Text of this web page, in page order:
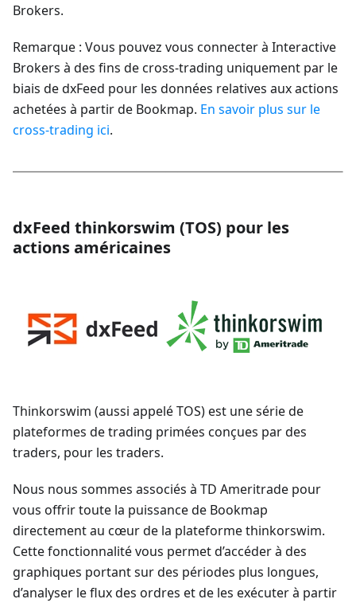
Brokers.
Remarque : Vous pouvez vous connecter à Interactive
Brokers à des fins de cross-trading uniquement par le
biais de dxFeed pour les données relatives aux actions
achetées à partir de Bookmap. En savoir plus sur le
cross-trading ici.
dxFeed thinkorswim (TOS) pour les
actions américaines
Thinkorswim (aussi appelé TOS) est une série de
plateformes de trading primées conçues par des
traders, pour les traders.
Nous nous sommes associés à TD Ameritrade pour
vous offrir toute la puissance de Bookmap
directement au cœur de la plateforme thinkorswim.
Cette fonctionnalité vous permet d’accéder à des
graphiques portant sur des périodes plus longues,
d’analyser le flux des ordres et de les exécuter à partir